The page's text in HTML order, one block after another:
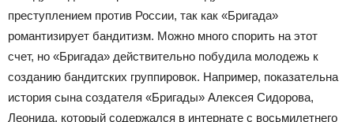
преступлением против России, так как «Бригада»
романтизирует бандитизм. Можно много спорить на этот
счет, но «Бригада» действительно побудила молодежь к
созданию бандитских группировок. Например, показательна
история сына создателя «Бригады» Алексея Сидорова,
Леонида, который содержался в интернате с восьмилетнего